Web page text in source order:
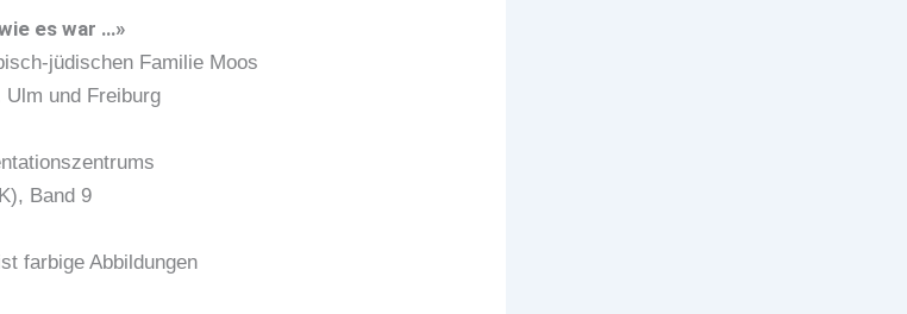
es war …»
jüdischen Familie Moos
Ulm und Freiburg
Band 9
farbige Abbildungen